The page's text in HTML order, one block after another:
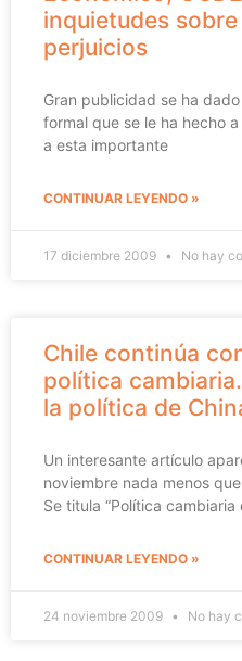
inquietudes
perjuicios
Gran publicidad se ha
formal que se le ha hecho
a esta importante
CONTINUAR LEYENDO »
17 diciembre 2009 No hay
Chile continúa
política
la política de
Un interesante artículo
noviembre nada menos
Se titula “Política
CONTINUAR LEYENDO »
24 noviembre 2009 No hay